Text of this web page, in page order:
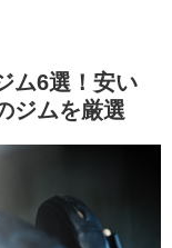
ム6選！安い
ジムを厳選